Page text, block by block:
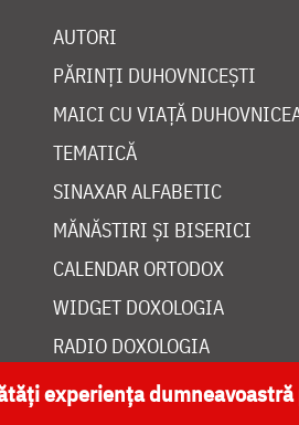
AUTORI
PĂRINȚI DUHOVNICEȘTI
MAICI CU VIAȚĂ
TEMATICĂ
SINAXAR ALFABETIC
MĂNĂSTIRI ȘI BISERICI
CALENDAR ORTODOX
WIDGET DOXOLOGIA
RADIO DOXOLOGIA
experiența dumneavoastră